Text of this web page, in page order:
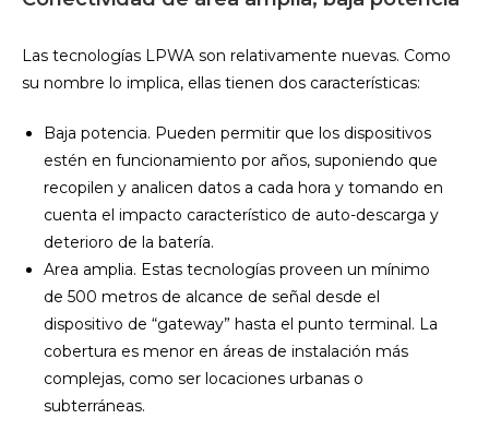
Las tecnologías LPWA son relativamente nuevas. Como
su nombre lo implica, ellas tienen dos características:
Baja potencia. Pueden permitir que los dispositivos
estén en funcionamiento por años, suponiendo que
recopilen y analicen datos a cada hora y tomando en
cuenta el impacto característico de auto-descarga y
deterioro de la batería.
Area amplia. Estas tecnologías proveen un mínimo
de 500 metros de alcance de señal desde el
dispositivo de “gateway” hasta el punto terminal. La
cobertura es menor en áreas de instalación más
complejas, como ser locaciones urbanas o
subterráneas.